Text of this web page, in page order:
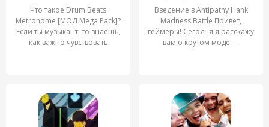
Что такое Drum Beats
Metronome [МОД Mega Pack]?
Если ты музыкант, то знаешь,
как важно чувствовать
Введение в Antipathy Hank
Madness Battle Привет,
геймеры! Сегодня я расскажу
вам о крутом моде —